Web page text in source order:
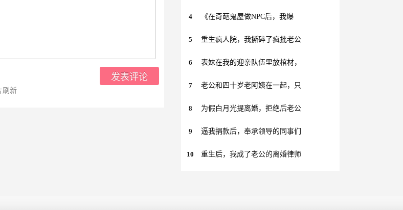
刷新
发表评论
4 《在奇葩鬼屋做NPC后，我爆
5 重生疯人院，我撕碎了疯批老公
6 表妹在我的迎亲队伍里放棺材，
7 老公和四十岁老阿姨在一起，只
8 为假白月光提离婚，拒绝后老公
9 逼我捐款后，奉承领导的同事们
10 重生后，我成了老公的离婚律师